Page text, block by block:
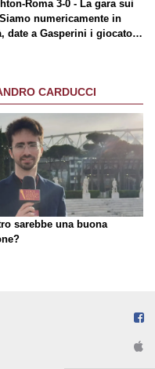
Roma 3-0 - La gara sui
numericamente in
date a Gasperini i giocatori
CARDUCCI
sarebbe una buona